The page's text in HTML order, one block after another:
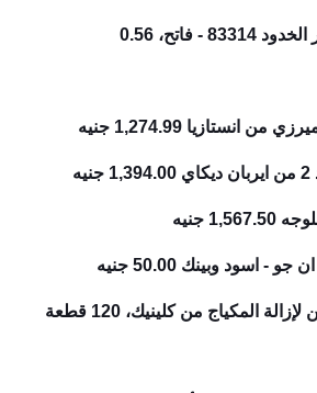
- اي.ال.اف. علبة احمر الخدود 83314 - فاتح، 0.56
من انستازيا 1,274.99 جنيه
1,394.00 جنيه
1,567.50 جنيه
جو - اسود وبينك 50.00 جنيه
- مجموعة 3 علب قطن لإزالة المكياج من كلينيك، 120 قطعة